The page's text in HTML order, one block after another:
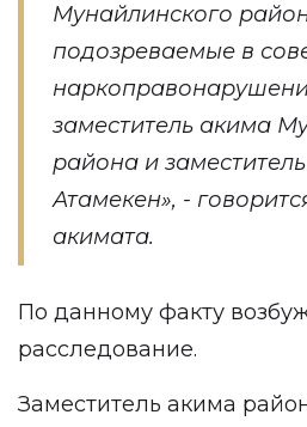
Мунайлинского
подозреваемые в
заместитель акима
района и
Атамекен», -
акимата.
По данному факту
расследование.
Заместитель акима